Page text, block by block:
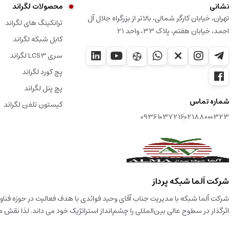
نشانی
تهران، خیابان کارگر شمالی، بالاتر از بزرگراه جلال آل
احمد، خیابان هفتم، پلاک 33، واحد 21
شماره تماس
02188000323
09361037216
محصولات لگراند
ترانکینگ های لگراند
کابل شبکه لگراند
سری LCS3 لگراند
پچ کورد لگراند
پچ پنل لگراند
کیستون تلفن لگراند
شرکت آلما شبکه پرداز
شرکت آلما شبکه با مدیریت جناب آقای وحید فوائدی با هدف فعالیت در حوزه
اثرگذار در سطوح عالی بین‌المللی را چشم‌انداز استراتژیک خود می داند. لذا